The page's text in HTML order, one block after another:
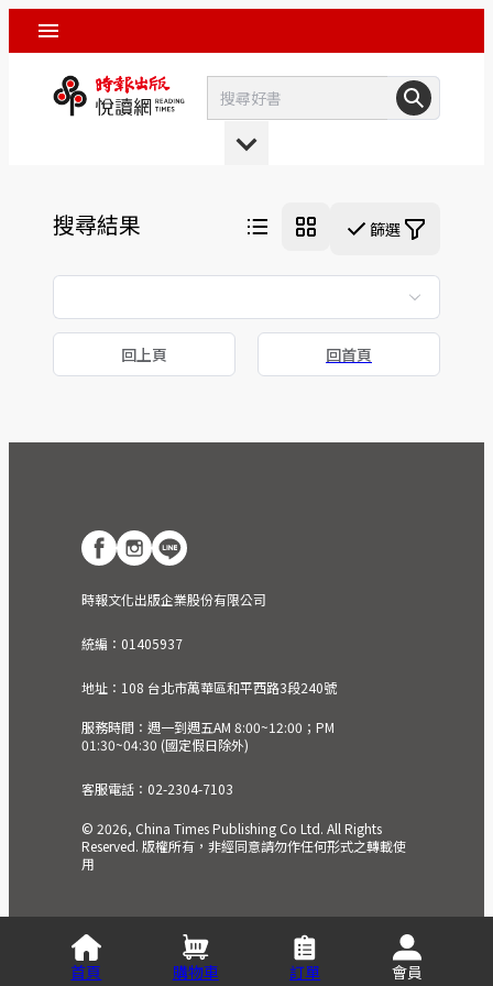
搜尋結果 篩選
回上頁 回首頁
時報文化出版企業股份有限公司
統編：01405937
地址：108 台北市萬華區和平西路3段240號
服務時間：週一到週五AM 8:00~12:00；PM
01:30~04:30 (國定假日除外)
客服電話：02-2304-7103
© 2026, China Times Publishing Co Ltd. All Rights
Reserved. 版權所有，非經同意請勿作任何形式之轉載使
用
首頁 購物車 訂單 會員